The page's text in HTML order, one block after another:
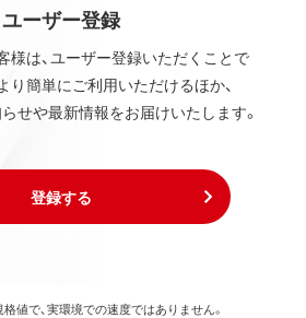
ユーザー登録
様は、ユーザー登録いただくことで
り簡単にご利用いただけるほか、
せや最新情報をお届けいたします。
登録する
値で、実環境での速度ではありません。